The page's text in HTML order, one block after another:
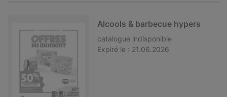
Alcools & barbecue hypers
catalogue indisponible
Expiré le : 21.06.2026